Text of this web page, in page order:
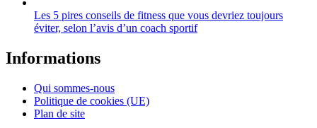
Les 5 pires conseils de fitness que vous devriez toujours
éviter, selon l’avis d’un coach sportif
Informations
Qui sommes-nous
Politique de cookies (UE)
Plan de site